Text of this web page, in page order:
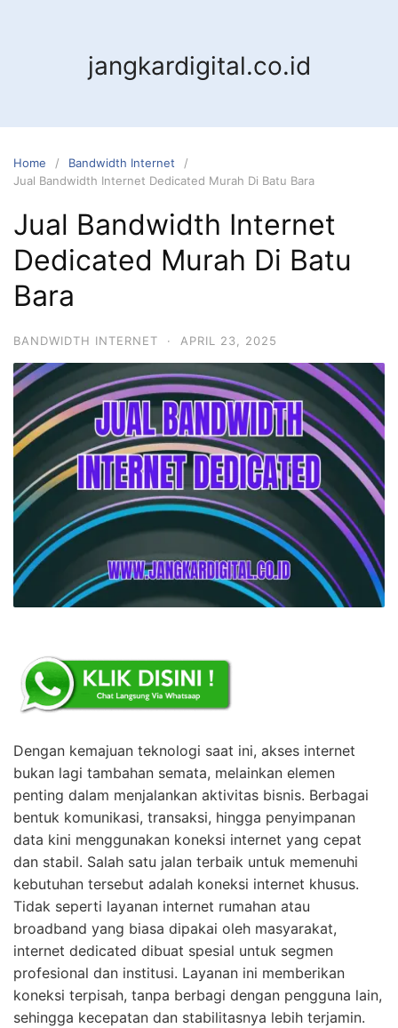
jangkardigital.co.id
Home
Bandwidth Internet
Jual Bandwidth Internet Dedicated Murah Di Batu Bara
Jual Bandwidth Internet
Dedicated Murah Di Batu
Bara
BANDWIDTH INTERNET · APRIL 23, 2025
Dengan kemajuan teknologi saat ini, akses internet
bukan lagi tambahan semata, melainkan elemen
penting dalam menjalankan aktivitas bisnis. Berbagai
bentuk komunikasi, transaksi, hingga penyimpanan
data kini menggunakan koneksi internet yang cepat
dan stabil. Salah satu jalan terbaik untuk memenuhi
kebutuhan tersebut adalah koneksi internet khusus.
Tidak seperti layanan internet rumahan atau
broadband yang biasa dipakai oleh masyarakat,
internet dedicated dibuat spesial untuk segmen
profesional dan institusi. Layanan ini memberikan
koneksi terpisah, tanpa berbagi dengan pengguna lain,
sehingga kecepatan dan stabilitasnya lebih terjamin.